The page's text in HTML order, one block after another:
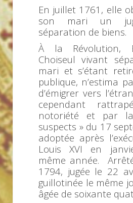
En juillet 1761, elle
son mari un
séparation de biens.
À la Révolution,
Choiseul vivant
mari et s’étant
publique, n’estima
d’émigrer vers
cependant
notoriété et par
suspects » du 17
adoptée après
Louis XVI en
même année.
1794, jugée le 22
guillotinée le même
âgée de soixante